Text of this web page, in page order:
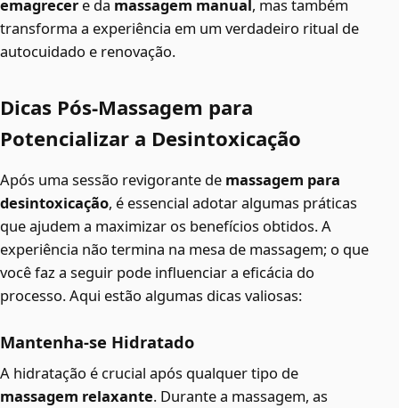
emagrecer e da massagem manual , mas também
transforma a experiência em um verdadeiro ritual de
autocuidado e renovação.
Dicas Pós-Massagem para
Potencializar a Desintoxicação
Após uma sessão revigorante de massagem para
desintoxicação, é essencial adotar algumas práticas
que ajudem a maximizar os benefícios obtidos. A
experiência não termina na mesa de massagem; o que
você faz a seguir pode influenciar a eficácia do
processo. Aqui estão algumas dicas valiosas:
Mantenha-se Hidratado
A hidratação é crucial após qualquer tipo de
massagem relaxante. Durante a massagem, as